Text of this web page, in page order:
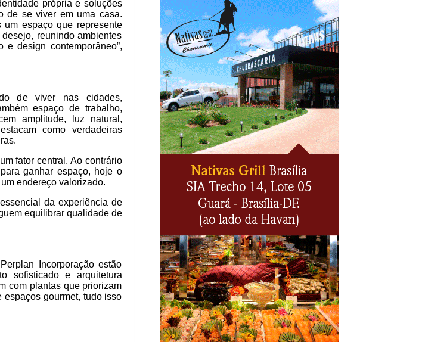
própria e soluções
de se viver em uma casa.
um espaço que represente
reunindo ambientes
e design contemporâneo”,
de viver nas cidades,
espaço de trabalho,
amplitude, luz natural,
como verdadeiras
fator central. Ao contrário
ganhar espaço, hoje o
endereço valorizado.
da experiência de
equilibrar qualidade de
Incorporação estão
sofisticado e arquitetura
com plantas que priorizam
gourmet, tudo isso